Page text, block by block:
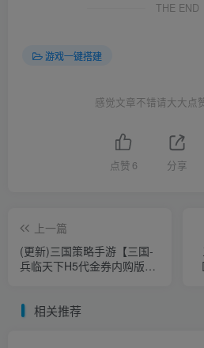
THE END
游戏一键搭建
感觉文章不错请大大点
点赞 6 分享
上一篇
(更新)三国策略手游【三国-
兵临天下H5代金券内购版】
教程相关推荐